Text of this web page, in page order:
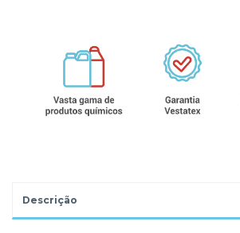
Descrição